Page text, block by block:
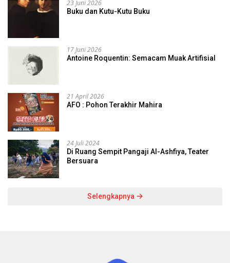
23 Juni 2026
Buku dan Kutu-Kutu Buku
17 Juni 2026
Antoine Roquentin: Semacam Muak Artifisial
21 April 2026
AFO : Pohon Terakhir Mahira
24 Juli 2024
Di Ruang Sempit Pangaji Al-Ashfiya, Teater
Bersuara
Selengkapnya